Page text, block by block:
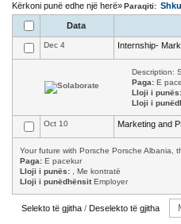
Kërkoni punë edhe një herë»Paraqiti:
Data
Dec 4 Internship-
Description:
Paga: E
Lloji i punës:
Lloji i
Oct 10 Marketing and
Your future with Porsche Porsche Albania,
Paga: E pacekur
Lloji i punës: , Me kontratë
Lloji i punëdhënsitEmployer
Selekto të gjitha / Deselekto të gjitha